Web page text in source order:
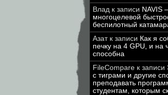
Влад к записи NAVIS
многоцелевой
беспилотный
Азатк записи Как я
печку на 4 GPU, и на
способна
FileCompare к записи
с тиграми и другие
преподавать
студентам, которым